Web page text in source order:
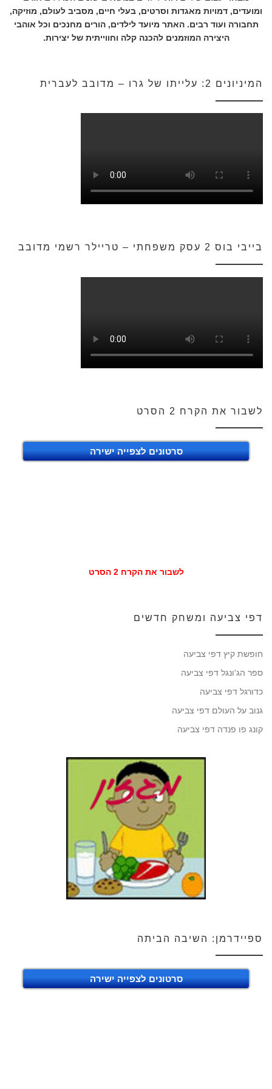
ומועדים, דמויות מאגדות וסרטים, בעלי חיים, מסביב לעולם, מוזיקה,
תחבורה ועוד רבים. האתר מיועד לילדים, הורים מחנכים וכל אוהבי
היצירה המוזמנים להכנה קלה וחווייתית של יצירות.
המיניונים 2: עלייתו של גרו – מדובב לעברית
בייבי בוס 2 עסק משפחתי – טריילר רשמי מדובב
לשבור את הקרח 2 הסרט
סרטונים לצפייה ישירה
לשבור את הקרח 2 הסרט
דפי צביעה ומשחק חדשים
חופשת קיץ דפי צביעה
ספר הג'ונגל דפי צביעה
כדורגל דפי צביעה
גנוב על העולם דפי צביעה
קונג פו פנדה דפי צביעה
ספיידרמן: השיבה הביתה
סרטונים לצפייה ישירה